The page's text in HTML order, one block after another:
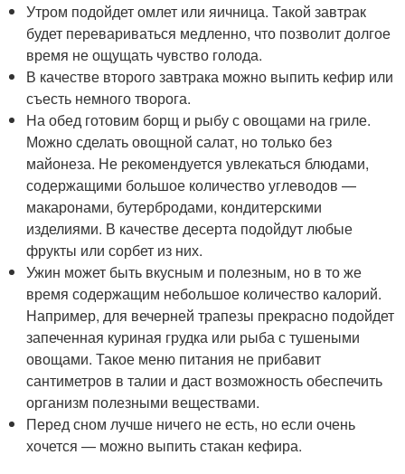
Утром подойдет омлет или яичница. Такой завтрак
будет перевариваться медленно, что позволит долгое
время не ощущать чувство голода.
В качестве второго завтрака можно выпить кефир или
съесть немного творога.
На обед готовим борщ и рыбу с овощами на гриле.
Можно сделать овощной салат, но только без
майонеза. Не рекомендуется увлекаться блюдами,
содержащими большое количество углеводов —
макаронами, бутербродами, кондитерскими
изделиями. В качестве десерта подойдут любые
фрукты или сорбет из них.
Ужин может быть вкусным и полезным, но в то же
время содержащим небольшое количество калорий.
Например, для вечерней трапезы прекрасно подойдет
запеченная куриная грудка или рыба с тушеными
овощами. Такое меню питания не прибавит
сантиметров в талии и даст возможность обеспечить
организм полезными веществами.
Перед сном лучше ничего не есть, но если очень
хочется — можно выпить стакан кефира.